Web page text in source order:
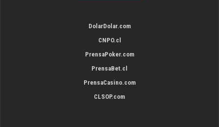
DolarDolar.com
CNPO.cl
PrensaPoker.com
PrensaBet.cl
PrensaCasino.com
CLSOP.com